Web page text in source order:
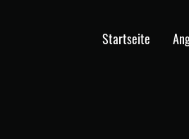
Startseite